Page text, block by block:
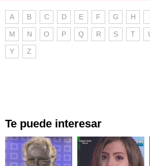
A B C D E F G H
M N O P Q R S T
Y Z
Te puede interesar